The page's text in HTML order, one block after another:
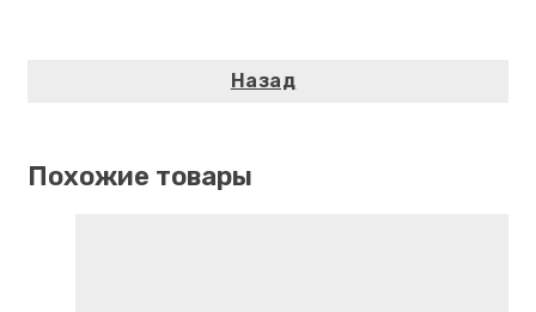
Похожие товары